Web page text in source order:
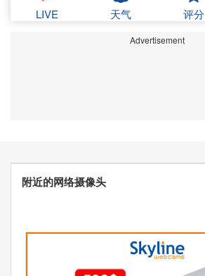
LIVE 天气 评分
Advertisement
附近的网络摄像头